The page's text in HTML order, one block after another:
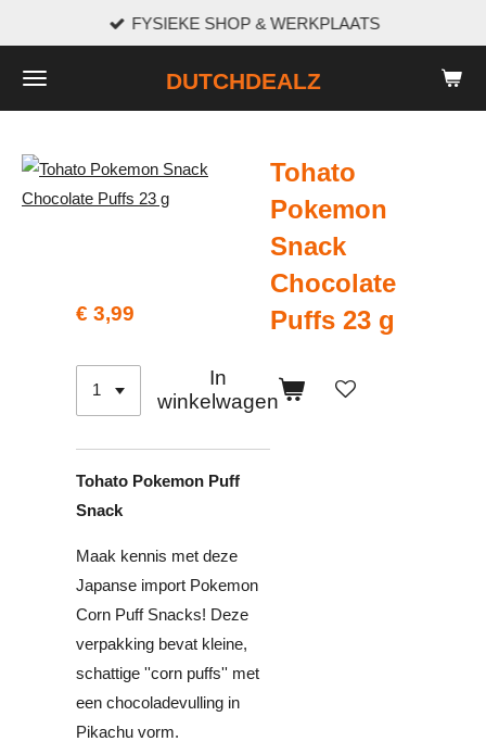
naar
de
DUTCHDEALZ
FYSIEKE SHOP & WERKPLAATS
Tohato
Pokemon
Snack
Chocolate
Puffs 23 g
€ 3,99
In
winkelwagen
Tohato Pokemon Puff
Snack
Maak kennis met deze
Japanse import Pokemon
Corn Puff Snacks! Deze
verpakking bevat kleine,
schattige ''corn puffs'' met
een chocoladevulling in
Pikachu vorm.